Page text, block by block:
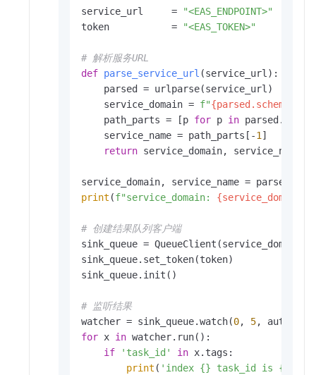
service_url     =
"<EAS_ENDPOINT>"
token           =
"<EAS_TOKEN>"
# 解析服务URL
def parse_service_url (service_url):
    parsed = urlparse(service_url)
    service_domain =
f"{parsed.scheme}
    path_parts = [p
for p in
    service_name = path_parts[-
1]
return service_domain, service_name
print (f"service_domain: {service_domain}
# 创建结果队列客户端
sink_queue = QueueClient(service_domain,
sink_queue.set_token(token)
sink_queue.init()
# 监听结果
watcher = sink_queue.watch(0, 5,
for x in watcher.run():
if
'task_id' in x.tags:
print ( 'index {} task_id is {}'